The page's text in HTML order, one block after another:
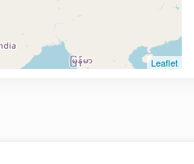
Leaflet